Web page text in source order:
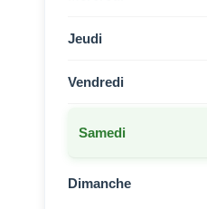
Jeudi
Vendredi
Samedi
Dimanche